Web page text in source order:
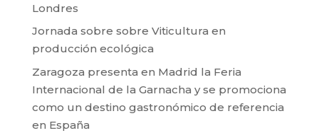
Londres
Jornada sobre sobre Viticultura en
producción ecológica
Zaragoza presenta en Madrid la Feria
Internacional de la Garnacha y se promociona
como un destino gastronómico de referencia
en España